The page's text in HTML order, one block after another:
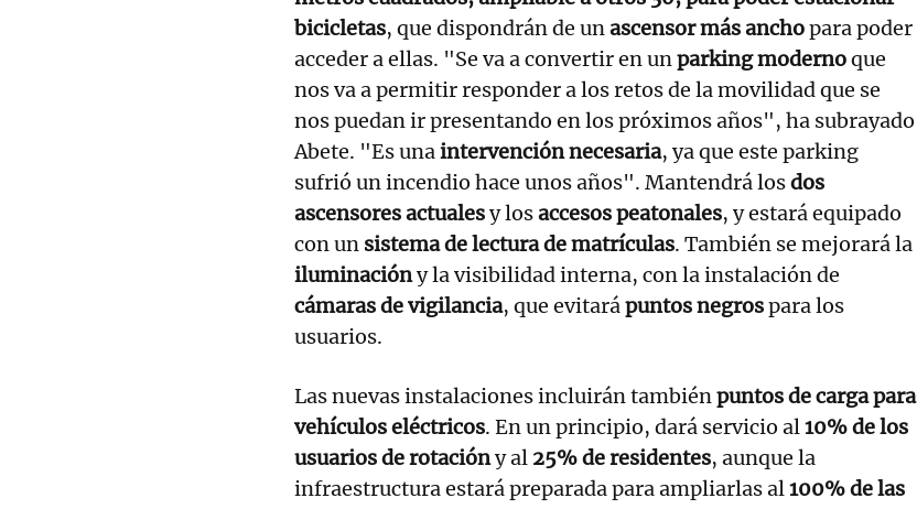
bicicletas, que dispondrán de unascensor más anchopara poder
acceder a ellas. "Se va a convertir en unparking modernoque
nos va a permitir responder a los retos de la movilidad que se
nos puedan ir presentando en los próximos años", ha subrayado
Abete. "Es unaintervención necesaria, ya que este parking
sufrió un incendio hace unos años". Mantendrá losdos
ascensores actualesy losaccesos peatonales, y estará equipado
con un sistema de lectura de matrículas. También se mejorará la
iluminacióny la visibilidad interna, con la instalación de
cámaras de vigilancia, que evitarápuntos negrospara los
usuarios.
Las nuevas instalaciones incluirán tambiénpuntos de carga para
vehículos eléctricos. En un principio, dará servicio al10% de los
usuarios de rotacióny al 25% de residentes, aunque la
infraestructura estará preparada para ampliarlas al100% de las